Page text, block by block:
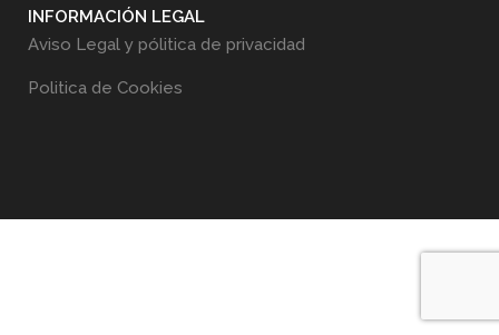
INFORMACIÓN LEGAL
Aviso Legal y pólitica de privacidad
Politica de Cookies